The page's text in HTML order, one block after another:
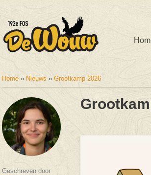
U bent hier
Home » Nieuws » Grootkamp 2026
Geschreven door